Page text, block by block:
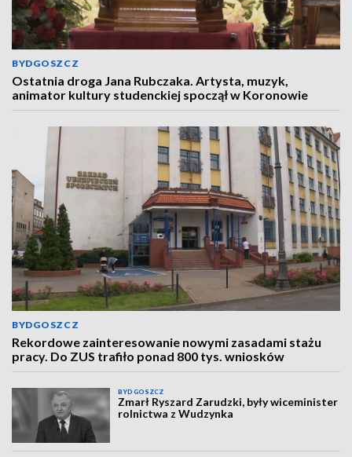
BYDGOSZCZ
Ostatnia droga Jana Rubczaka. Artysta, muzyk,
animator kultury studenckiej spoczął w Koronowie
BYDGOSZCZ
Rekordowe zainteresowanie nowymi zasadami stażu
pracy. Do ZUS trafiło ponad 800 tys. wniosków
BYDGOSZCZ
Zmarł Ryszard Zarudzki, były wiceminister
rolnictwa z Wudzynka